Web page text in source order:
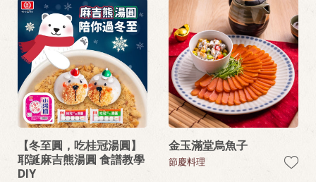
【冬至圓，吃桂冠湯圓】
耶誕麻吉熊湯圓 食譜教學
DIY
金玉滿堂烏魚子
節慶料理